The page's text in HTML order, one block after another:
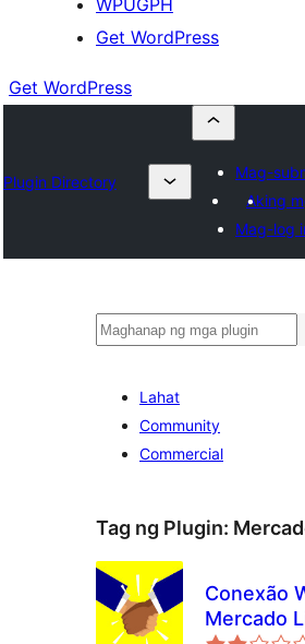
WPUGPH
Get WordPress
Get WordPress
Plugin Directory
Mag-
Aking
Mag-log
Maghanap
Lahat
Community
Commercial
Tag ng Plugin:
Conexão
Mercado